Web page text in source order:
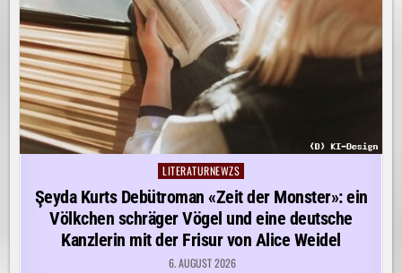
Posted
LITERATURNEWZS
Şeyda Kurts Debütroman «Zeit der Monster»: ein
Völkchen schräger Vögel und eine deutsche
Kanzlerin mit der Frisur von Alice Weidel
6. AUGUST 2026